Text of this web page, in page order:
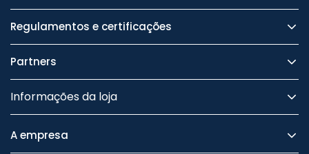
Regulamentos e certificações
Partners
Informações da loja
A empresa